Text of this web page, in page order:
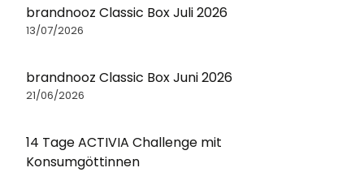
brandnooz Classic Box Juli 2026
13/07/2026
brandnooz Classic Box Juni 2026
21/06/2026
14 Tage ACTIVIA Challenge mit
Konsumgöttinnen